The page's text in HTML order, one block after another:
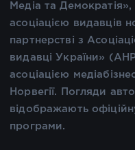
Медіа та
асоціацією видавців
партнерстві з
видавці України»
асоціацією
Норвегії. Погляди
відображають
програми.